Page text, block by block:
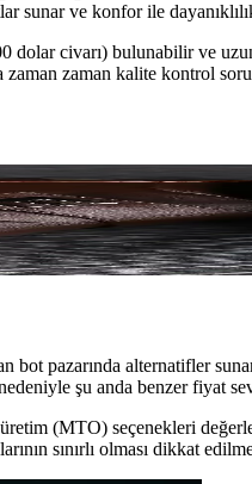
sunar ve konfor ile
civarı) bulunabilir ve
zaman kalite kontrol
Kalite ve Fiyat
ve tabakhane tercihlerine
pazarında alternatifler
şu anda benzer fiyat
(MTO) seçenekleri
sınırlı olması dikkat